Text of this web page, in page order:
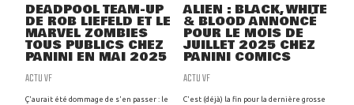
DEADPOOL TEAM-UP
DE ROB LIEFELD ET LE
MARVEL ZOMBIES
TOUS PUBLICS CHEZ
PANINI EN MAI 2025
ACTU VF
Ç'aurait été dommage de s'en passer : le
ALIEN : BLACK, WHITE
& BLOOD ANNONCÉ
POUR LE MOIS DE
JUILLET 2025 CHEZ
PANINI COMICS
ACTU VF
C'est (déjà) la fin pour la dernière grosse